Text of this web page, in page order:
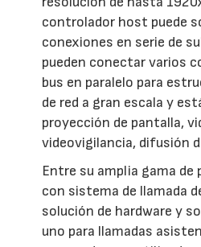
controlador host puede
conexiones en serie de
pueden conectar varios
bus en paralelo para
de red a gran escala y
proyección de pantalla,
videovigilancia, difusión
Entre su amplia gama
con sistema de llamada
solución de hardware y
uno para llamadas